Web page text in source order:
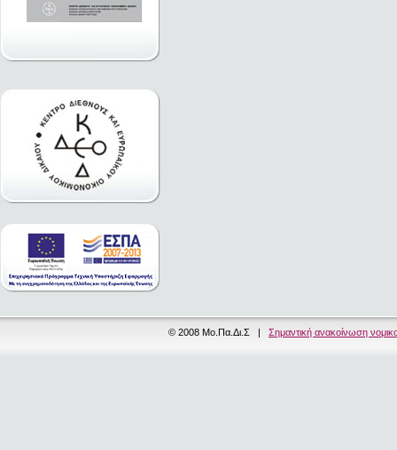
© 2008 Μο.Πα.Δι.Σ | Σημαντική ανακοίνωση